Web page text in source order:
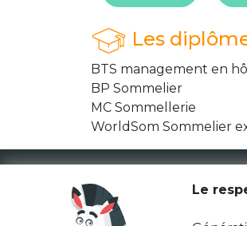
Les
BTS management en
BP Sommelier
MC Sommellerie
WorldSom Sommelier
Le